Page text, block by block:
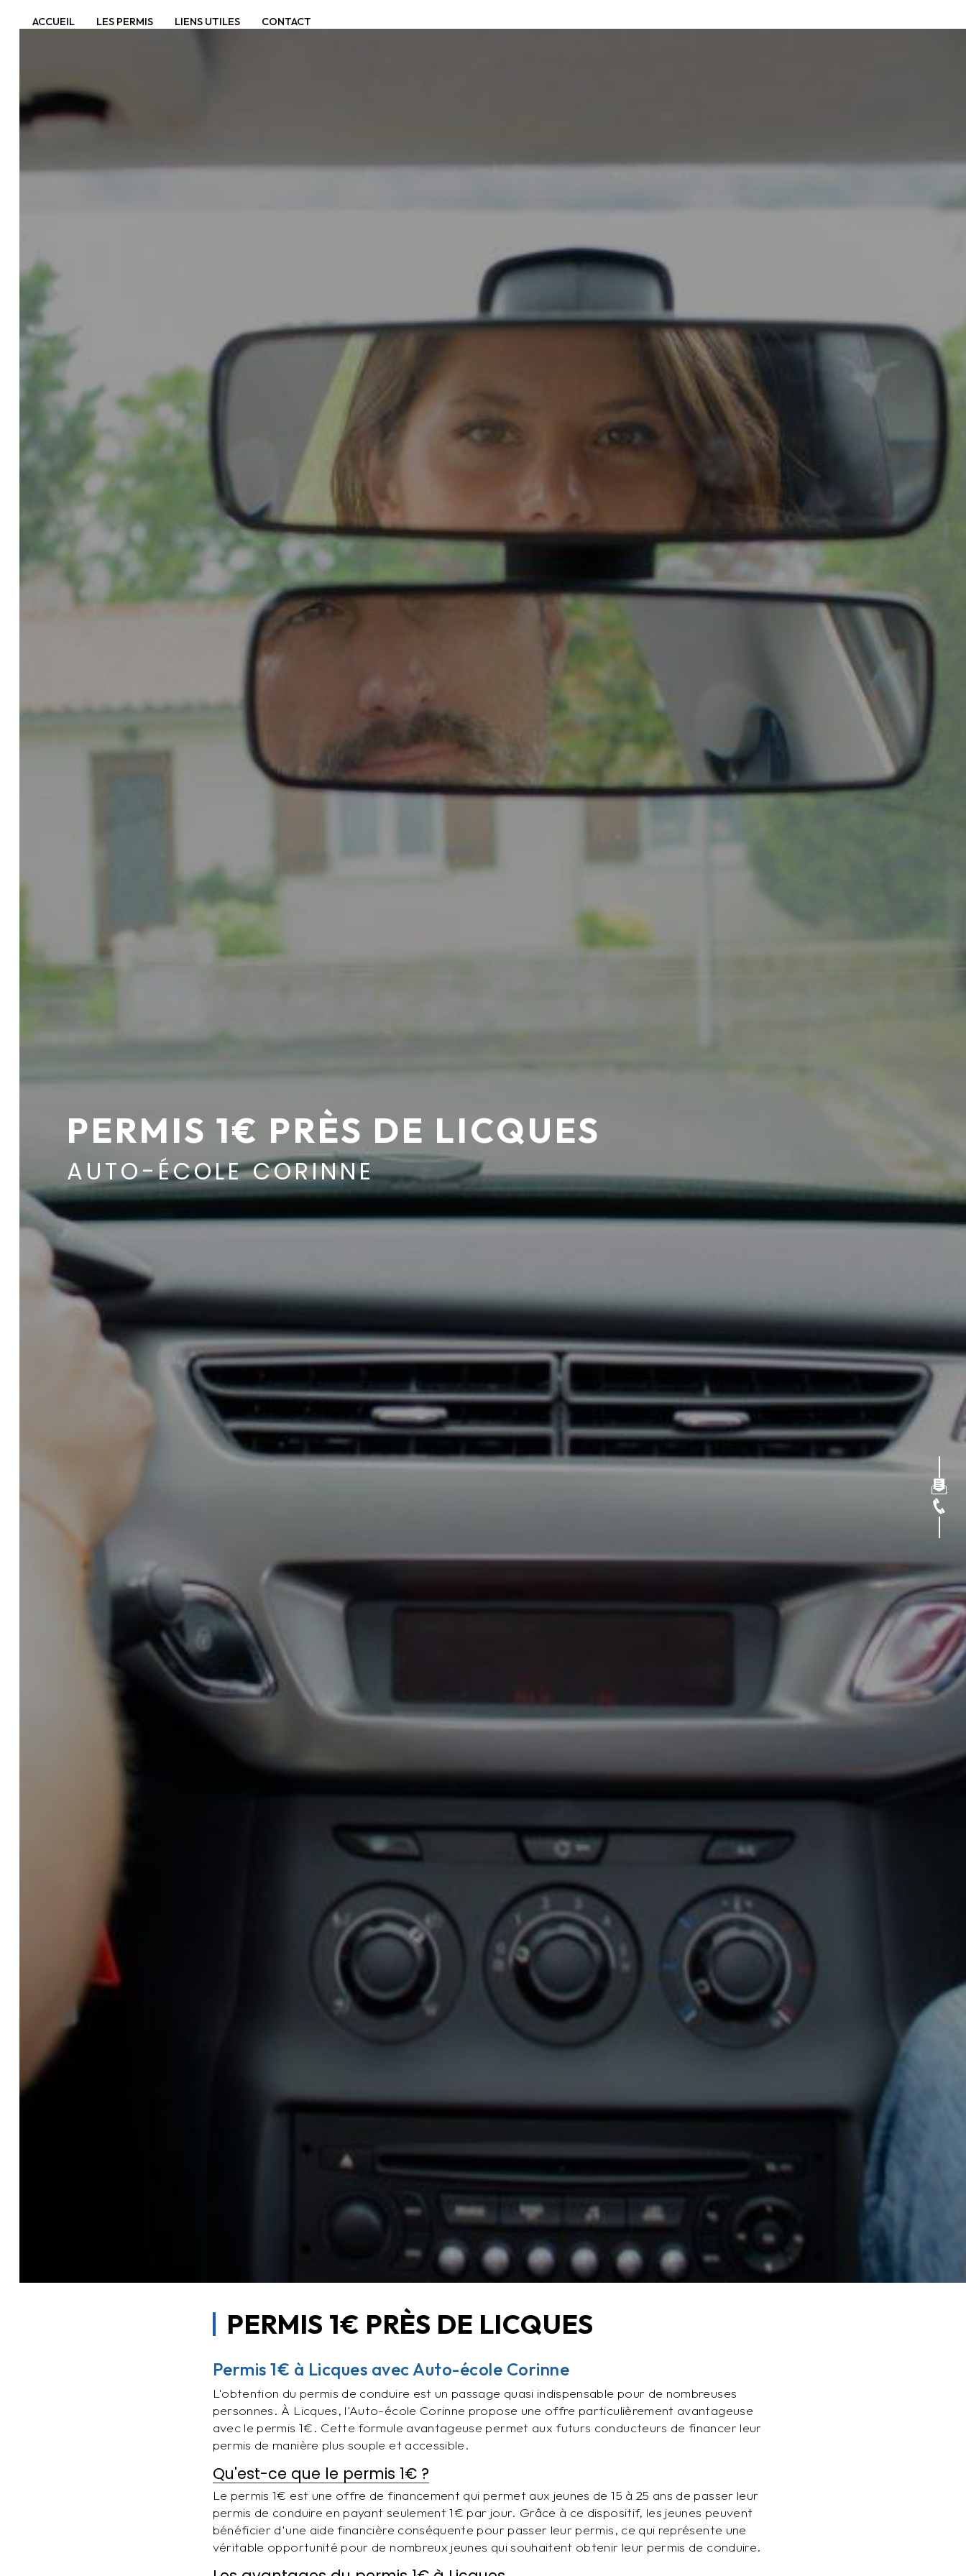
ACCUEIL LES PERMIS LIENS UTILES CONTACT
PERMIS 1€ PRÈS DE LICQUES
AUTO-ÉCOLE CORINNE
PERMIS 1€ PRÈS DE LICQUES
Permis 1€ à Licques avec Auto-école Corinne
L'obtention du permis de conduire est un passage quasi indispensable pour de nombreuses
personnes. À Licques, l'Auto-école Corinne propose une offre particulièrement avantageuse
avec le permis 1€. Cette formule avantageuse permet aux futurs conducteurs de financer leur
permis de manière plus souple et accessible.
Qu'est-ce que le permis 1€ ?
Le permis 1€ est une offre de financement qui permet aux jeunes de 15 à 25 ans de passer leur
permis de conduire en payant seulement 1€ par jour. Grâce à ce dispositif, les jeunes peuvent
bénéficier d'une aide financière conséquente pour passer leur permis, ce qui représente une
véritable opportunité pour de nombreux jeunes qui souhaitent obtenir leur permis de conduire.